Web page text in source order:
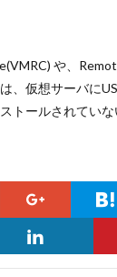
や、
、仮想サーバに
トールされてい